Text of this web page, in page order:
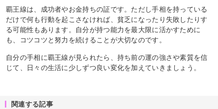
覇王線は、成功者やお金持ちの証です。ただし手相を持っている
だけで何も行動を起こさなければ、貧乏になったり失敗したりす
る可能性もあります。自分が持つ能力を最大限に活かすために
も、コツコツと努力を続けることが大切なのです。
自分の手相に覇王線が見られたら、持ち前の運の強さや素質を信
じて、日々の生活に少しずつ良い変化を加えていきましょう。
関連する記事